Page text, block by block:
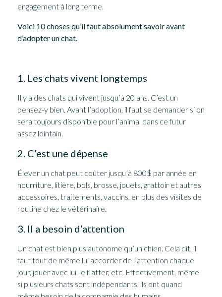
engagement à long terme.
Voici 10 choses qu’il faut absolument savoir avant
d’adopter un chat.
1. Les chats vivent longtemps
Il y a des chats qui vivent jusqu’à 20 ans. C’est un
pensez-y bien. Avant l’adoption, il faut se demander si on
sera toujours disponible pour l’animal dans ce futur
assez lointain.
2. C’est une dépense
Élever un chat peut coûter jusqu’à 800$ par année en
nourriture, litière, bols, brosse, jouets, grattoir et autres
accessoires, traitements, vaccins, en plus des visites de
routine chez le vétérinaire.
3. Il a besoin d’attention
Un chat est bien plus autonome qu’un chien. Cela dit, il
faut tout de même lui accorder de l’attention chaque
jour, jouer avec lui, le flatter, etc. Effectivement, même
si plusieurs chats sont indépendants, ils ont quand